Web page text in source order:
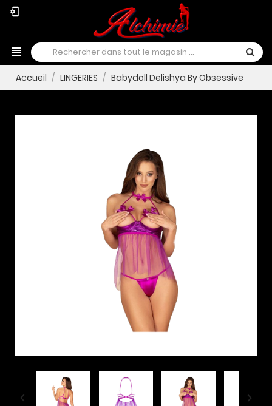
phonelink_setup
view_headline
Accueil LINGERIES Babydoll Delishya By Obsessive
 